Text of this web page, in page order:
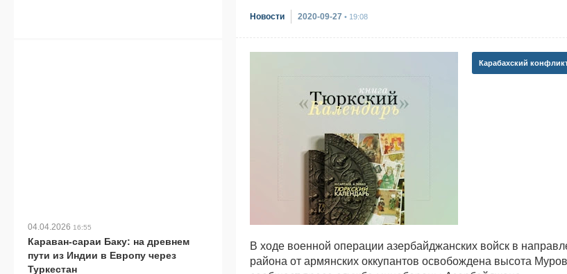
Новости 2020-09-27 • 19:08
Карабахский
В ходе военной операции азербайджанских войск в
района от армянских оккупантов освобождена высота
04.04.2026 16:55
Караван-сараи Баку: на древнем
пути из Индии в Европу через
Туркестан